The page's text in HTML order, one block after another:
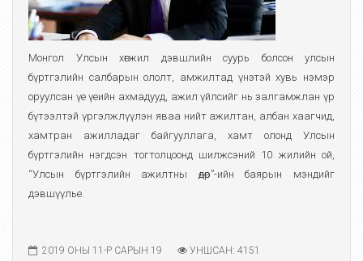
Монгол Улсын хөгжил дэвшлийн суурь болсон улсын
бүртгэлийн салбарын ололт, амжилтад үнэтэй хувь нэмэр
оруулсан үе үеийн ахмадууд, ажил үйлсийг нь залгамжлан үр
бүтээлтэй үргэлжлүүлэн яваа нийт ажилтан, албан хаагчид,
хамтран ажилладаг байгууллага, хамт олонд Улсын
бүртгэлийн нэгдсэн тогтолцоонд шилжсэний 10 жилийн ой,
“Улсын бүртгэлийн ажилтны өдөр”-ийн баярын мэндийг
дэвшүүлье.
2019 ОНЫ 11-Р САРЫН 19 УНШСАН: 4151